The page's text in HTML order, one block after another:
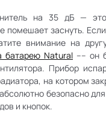
на 35 дБ —
помешает заснуть.
внимание на
батарею Natural –– он
Прибор
на котором
безопасно
и кнопок.